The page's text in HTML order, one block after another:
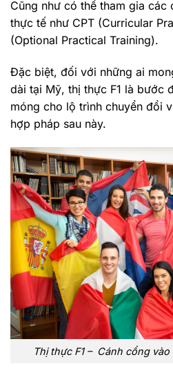
Cũng như có thể tham gia các
thực tế như CPT (Curricular
(Optional Practical Training).
Đặc biệt, đối với những ai
dài tại Mỹ, thị thực F1 là bước
móng cho lộ trình chuyển đổi
hợp pháp sau này.
Thị thực F1 – Cánh cổng